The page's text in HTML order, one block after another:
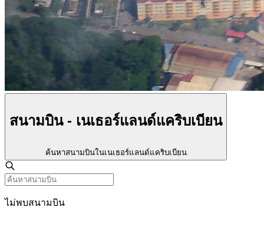
สนามบิน - เนเธอร์แลนด์แคริบเบียน
ค้นหาสนามบินในเนเธอร์แลนด์แคริบเบียน
ไม่พบสนามบิน